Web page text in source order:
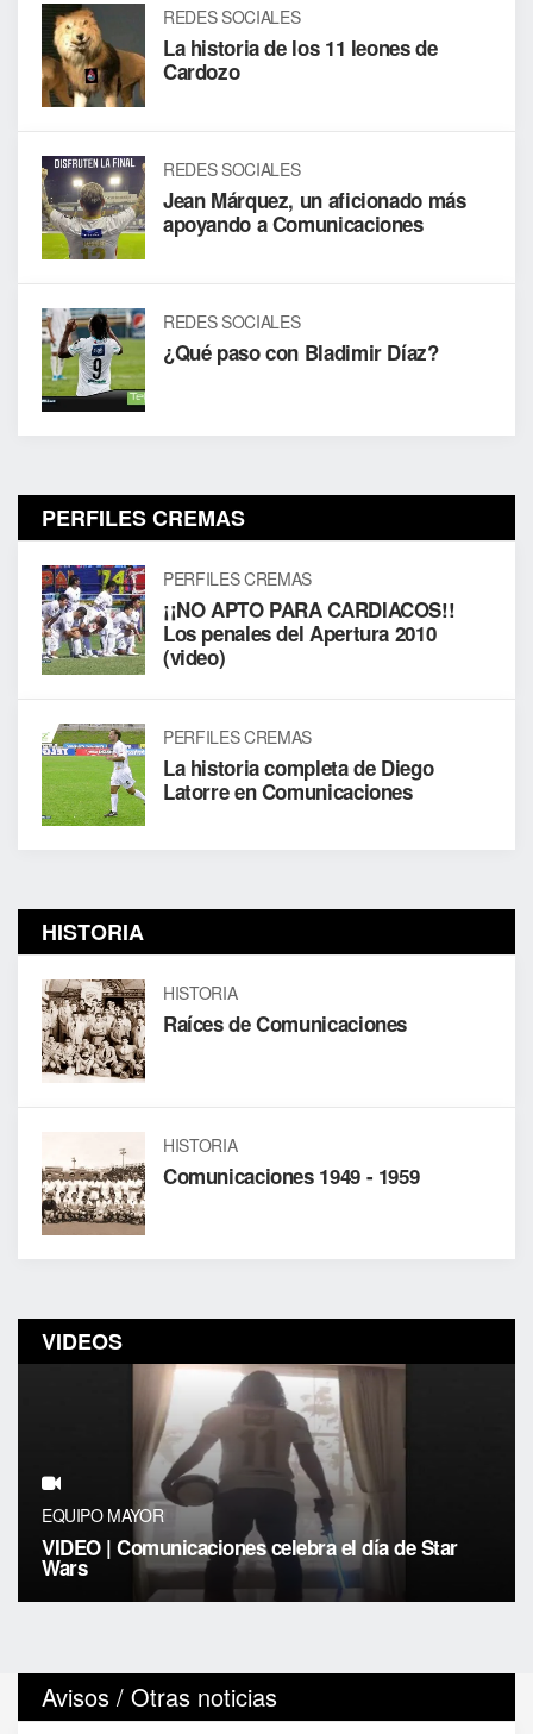
REDES SOCIALES
La historia de los 11 leones de
Cardozo
REDES SOCIALES
Jean Márquez, un aficionado más
apoyando a Comunicaciones
REDES SOCIALES
¿Qué paso con Bladimir Díaz?
PERFILES CREMAS
PERFILES CREMAS
¡¡NO APTO PARA CARDIACOS!!
Los penales del Apertura 2010
(video)
PERFILES CREMAS
La historia completa de Diego
Latorre en Comunicaciones
HISTORIA
HISTORIA
Raíces de Comunicaciones
HISTORIA
Comunicaciones 1949 - 1959
VIDEOS
EQUIPO MAYOR
VIDEO | Comunicaciones celebra el día de Star
Wars
Avisos / Otras noticias